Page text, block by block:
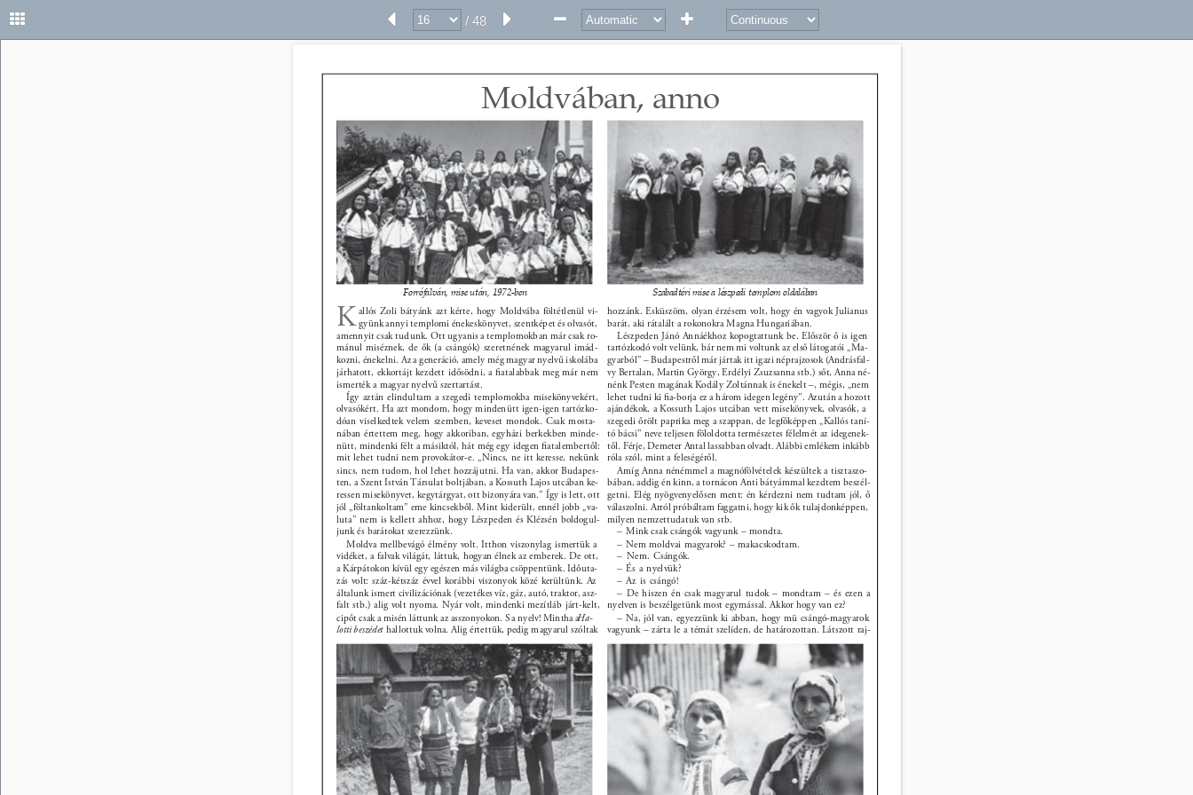
/ 48
Moldvában, anno
K allós Zoli bátyánk azt kérte, hogy Moldvába föltétlenül vi-
gyünk annyi templomi énekeskönyvet, szentképet és olvasót,
amennyit csak tudunk. Ott ugyanis a templomokban már csak ro-
mánul miséznek, de ők (a csángók) szeretnének magyarul imád-
kozni, énekelni. Az a generáció, amely még magyar nyelvű iskolába
járhatott, ekkortájt kezdett idősödni, a ﬁatalabbak meg már nem
ismerték a magyar nyelvű szertartást.
Így aztán elindultam a szegedi templomokba misekönyvekért,
olvasókért. Ha azt mondom, hogy mindenütt igen-igen tartózko-
dóan viselkedtek velem szemben, keveset mondok. Csak mosta-
nában értettem meg, hogy akkoriban, egyházi berkekben minde-
nütt, mindenki félt a másiktól, hát még egy idegen ﬁatalembertől:
mit lehet tudni nem provokátor-e. „Nincs, ne itt keresse, nekünk
sincs, nem tudom, hol lehet hozzájutni. Ha van, akkor Budapes-
ten, a Szent István Társulat boltjában, a Kossuth Lajos utcában ke-
ressen misekönyvet, kegytárgyat, ott bizonyára van.” Így is lett, ott
jól „föltankoltam” eme kincsekből. Mint kiderült, ennél jobb „va-
luta” nem is kellett ahhoz, hogy Lészpeden és Klézsén boldogul-
junk és barátokat szerezzünk.
Moldva mellbevágó élmény volt. Itthon viszonylag ismertük a
vidéket, a falvak világát, láttuk, hogyan élnek az emberek. De ott,
a Kárpátokon kívül egy egészen más világba csöppentünk. Időuta-
zás volt: száz-kétszáz évvel korábbi viszonyok közé kerültünk. Az
általunk ismert civilizációnak (vezetékes víz, gáz, autó, traktor, asz-
falt stb.) alig volt nyoma. Nyár volt, mindenki mezítláb járt-kelt,
cipőt csak a misén láttunk az asszonyokon. S a nyelv! Mintha a Ha-
lotti beszédet hallottuk volna. Alig értettük, pedig magyarul szóltak
hozzánk. Esküszöm, olyan érzésem volt, hogy én vagyok Julianus
barát, aki rátalált a rokonokra Magna Hungariában.
Lészpeden Jánó Annáékhoz kopogtattunk be. Először ő is igen
tartózkodó volt velünk, bár nem mi voltunk az első látogatói „Ma-
gyarból” – Budapestről már jártak itt igazi néprajzosok (Andrásfal-
vy Bertalan, Martin György, Erdélyi Zsuzsanna stb.) sőt, Anna né-
nénk Pesten magának Kodály Zoltánnak is énekelt –, mégis, „nem
lehet tudni ki ﬁa-borja ez a három idegen legény”. Azután a hozott
ajándékok, a Kossuth Lajos utcában vett misekönyvek, olvasók, a
szegedi őrölt paprika meg a szappan, de legfőképpen „Kallós taní-
tó bácsi” neve teljesen föloldotta természetes félelmét az idegenek-
től. Férje, Demeter Antal lassabban olvadt. Alábbi emlékem inkább
róla szól, mint a feleségéről.
Amíg Anna nénémmel a magnófölvételek készültek a tisztaszo-
bában, addig én kinn, a tornácon Anti bátyámmal kezdtem beszél-
getni. Elég nyögvenyelősen ment: én kérdezni nem tudtam jól, ő
válaszolni. Arról próbáltam faggatni, hogy kik ők tulajdonképpen,
milyen nemzettudatuk van stb.
– Mink csak csángók vagyunk – mondta.
– Nem moldvai magyarok? – makacskodtam.
– Nem. Csángók.
– És a nyelvük?
– Az is csángó!
– De hiszen én csak magyarul tudok – mondtam – és ezen a
nyelven is beszélgetünk most egymással. Akkor hogy van ez?
– Na, jól van, egyezzünk ki abban, hogy mü csángó-magyarok
vagyunk – zárta le a témát szelíden, de határozottan. Látszott raj-
Forrófalván, mise után, 1972-ben Szabadtéri mise a lészpedi templom oldalában